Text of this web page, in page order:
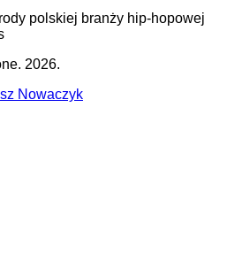
2026.
Nowaczyk